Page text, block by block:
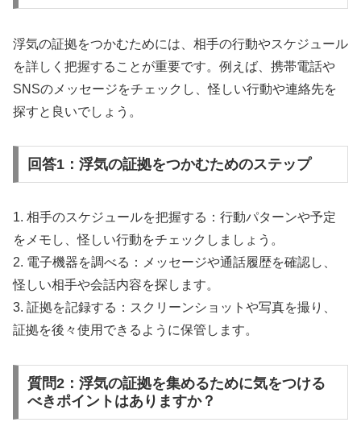
浮気の証拠をつかむためには、相手の行動やスケジュール
を詳しく把握することが重要です。例えば、携帯電話や
SNSのメッセージをチェックし、怪しい行動や連絡先を
探すと良いでしょう。
回答1：浮気の証拠をつかむためのステップ
1. 相手のスケジュールを把握する：行動パターンや予定
をメモし、怪しい行動をチェックしましょう。
2. 電子機器を調べる：メッセージや通話履歴を確認し、
怪しい相手や会話内容を探します。
3. 証拠を記録する：スクリーンショットや写真を撮り、
証拠を後々使用できるように保管します。
質問2：浮気の証拠を集めるために気をつける
べきポイントはありますか？